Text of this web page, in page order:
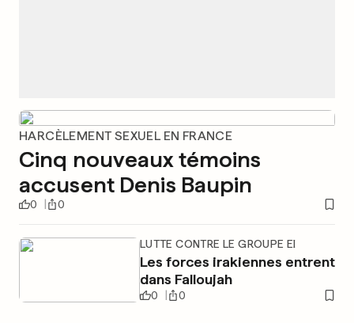
HARCÈLEMENT SEXUEL EN FRANCE
Cinq nouveaux témoins
accusent Denis Baupin
0 0
LUTTE CONTRE LE GROUPE EI
Les forces irakiennes entrent
dans Falloujah
0 0